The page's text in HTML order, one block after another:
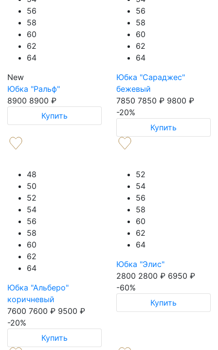
56
58
60
62
64
New
Юбка "Ральф"
8900 8900 ₽
Купить
56
58
60
62
64
Юбка "Сараджес"
бежевый
7850 7850 ₽ 9800 ₽
-20%
Купить
48
50
52
54
56
58
60
62
64
Юбка "Альберо"
коричневый
7600 7600 ₽ 9500 ₽
-20%
Купить
52
54
56
58
60
62
64
Юбка "Элис"
2800 2800 ₽ 6950 ₽
-60%
Купить